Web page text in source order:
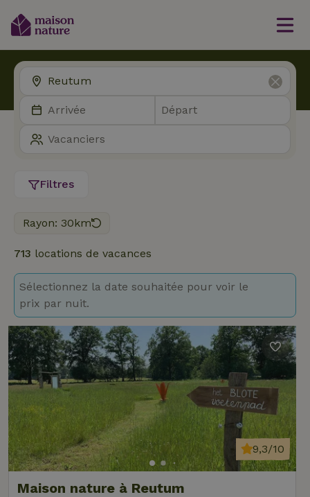
Filtres
Rayon: 30km
713 locations de vacances
Sélectionnez la date souhaitée pour voir le
prix par nuit.
Maison nature à Reutum
9,3/10